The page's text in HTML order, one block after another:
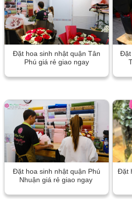
Đặt hoa sinh nhật quận Tân
Phú giá rẻ giao ngay
Đặt
Đặt hoa sinh nhật quận Phú
Nhuận giá rẻ giao ngay
Đặt